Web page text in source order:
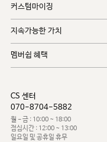
커스텀마이징
지속가능한 가치
멤버쉽 혜택
CS 센터
070-8704-5882
월 - 금 : 10:00 ~ 18:00
점심시간 : 12:00 ~ 13:00
일요일 및 공휴일 휴무